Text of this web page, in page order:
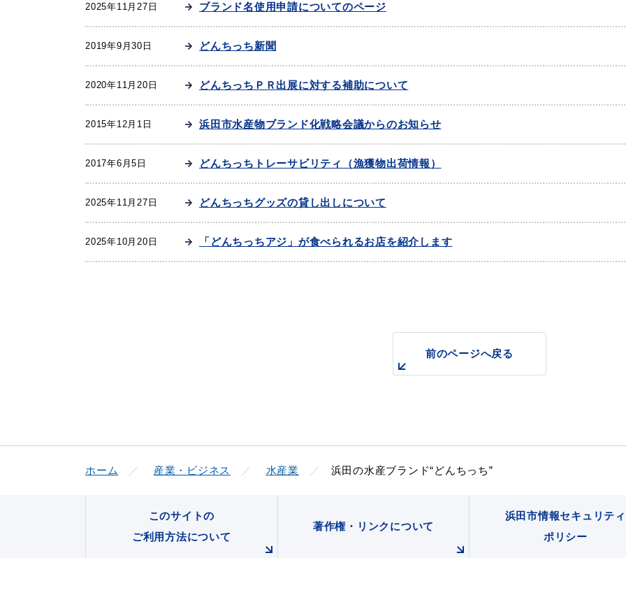
便利なサービス
防災・防犯メール
気象情報リンク集
目的別の
窓口案内
2025年11月27日 ブランド名使用申請についてのページ
2019年9月30日 どんちっち新聞
2020年11月20日 どんちっちＰＲ出展に対する補助について
2015年12月1日 浜田市水産物ブランド化戦略会議からのお知らせ
2017年6月5日 どんちっちトレーサビリティ（漁獲物出荷情報）
2025年11月27日 どんちっちグッズの貸し出しについて
2025年10月20日 「どんちっちアジ」が食べられるお店を紹介します
前のページへ戻る
ホーム 産業・ビジネス 水産業 浜田の水産ブランド“どんちっち”
このサイトの
ご利用方法について
著作権・リンクについて
浜田市情報セキュリティ
ポリシー